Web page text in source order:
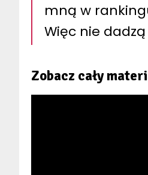
mną w
Więc nie
Zobacz cały